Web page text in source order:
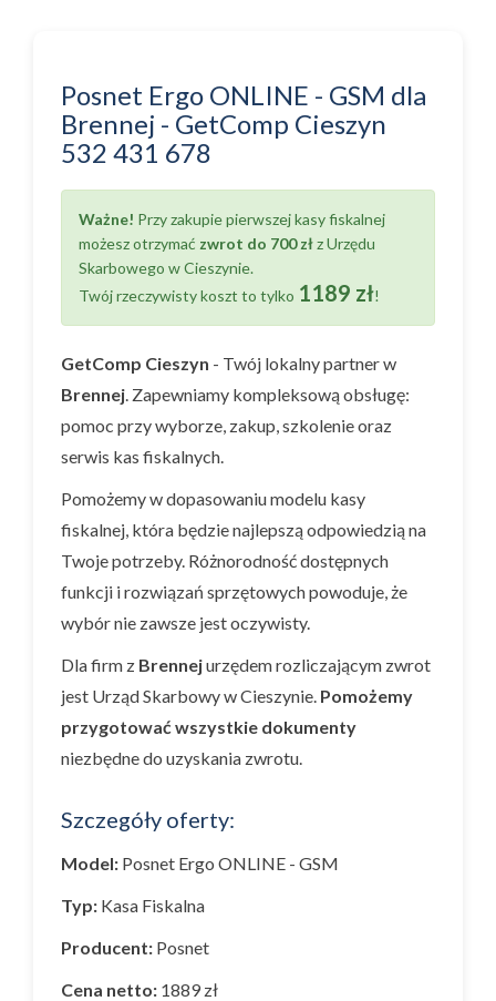
Posnet Ergo ONLINE - GSM dla
Brennej - GetComp Cieszyn
532 431 678
Ważne! Przy zakupie pierwszej kasy fiskalnej
możesz otrzymać zwrot do 700 złz Urzędu
Skarbowego w Cieszynie.
Twój rzeczywisty koszt to tylko 1189 zł!
GetComp Cieszyn - Twój lokalny partner w
Brennej. Zapewniamy kompleksową obsługę:
pomoc przy wyborze, zakup, szkolenie oraz
serwis kas fiskalnych.
Pomożemy w dopasowaniu modelu kasy
fiskalnej, która będzie najlepszą odpowiedzią na
Twoje potrzeby. Różnorodność dostępnych
funkcji i rozwiązań sprzętowych powoduje, że
wybór nie zawsze jest oczywisty.
Dla firm z Brennejurzędem rozliczającym zwrot
jest Urząd Skarbowy w Cieszynie. Pomożemy
przygotować wszystkie dokumenty
niezbędne do uzyskania zwrotu.
Szczegóły oferty:
Model: Posnet Ergo ONLINE - GSM
Typ: Kasa Fiskalna
Producent: Posnet
Cena netto: 1889 zł